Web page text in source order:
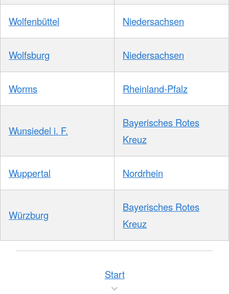
Wolfenbüttel Niedersachsen
Wolfsburg Niedersachsen
Worms Rheinland-Pfalz
Wunsiedel i. F.
Bayerisches Rotes
Kreuz
Wuppertal Nordrhein
Würzburg
Bayerisches Rotes
Kreuz
Start